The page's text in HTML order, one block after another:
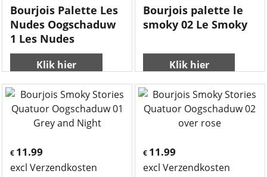
Bourjois Palette Les
Nudes Oogschaduw
1 Les Nudes
Klik hier
Bourjois palette le
smoky 02 Le Smoky
Klik hier
€ 11.99
excl Verzendkosten
€ 11.99
excl Verzendkosten